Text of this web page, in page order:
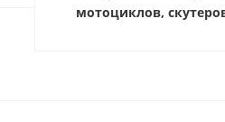
мотоциклов,